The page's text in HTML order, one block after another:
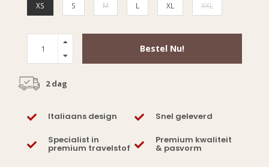
XS S M L XL XXL
Bestel Nu!
2 dag
Italiaans design Snel geleverd
Specialist in
premium travelstof
Premium kwaliteit
& pasvorm